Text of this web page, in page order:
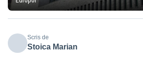
Scris de
Stoica Marian